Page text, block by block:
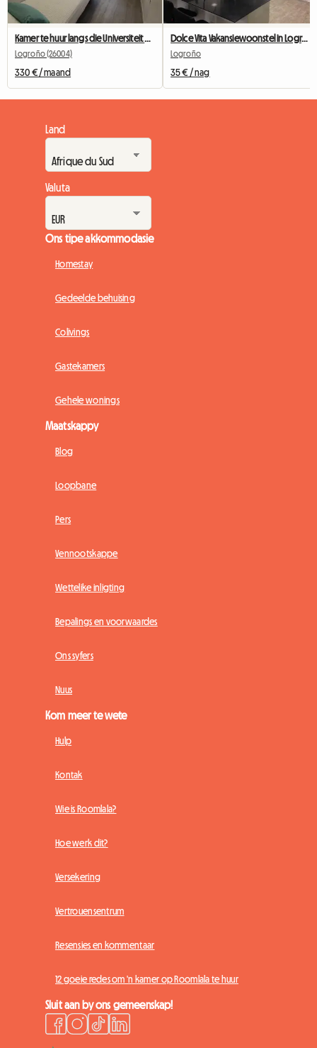
Logroño (26004)
330 € / maand
Dolce Vita Vakansiewoonstel in Logrono
Logroño
35 € / nag
Land
Valuta
Ons tipe akkommodasie
Homestay
Gedeelde behuising
Colivings
Gastekamers
Gehele wonings
Maatskappy
Blog
Loopbane
Pers
Vennootskappe
Wettelike inligting
Bepalings en voorwaardes
Ons syfers
Nuus
Kom meer te wete
Hulp
Kontak
Wie is Roomlala?
Hoe werk dit?
Versekering
Vertrouensentrum
Resensies en kommentaar
12 goeie redes om 'n kamer op Roomlala te huur
Sluit aan by ons gemeenskap!